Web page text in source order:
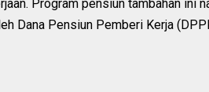
Program pensiun tambahan ini
Dana Pensiun Pemberi Kerja